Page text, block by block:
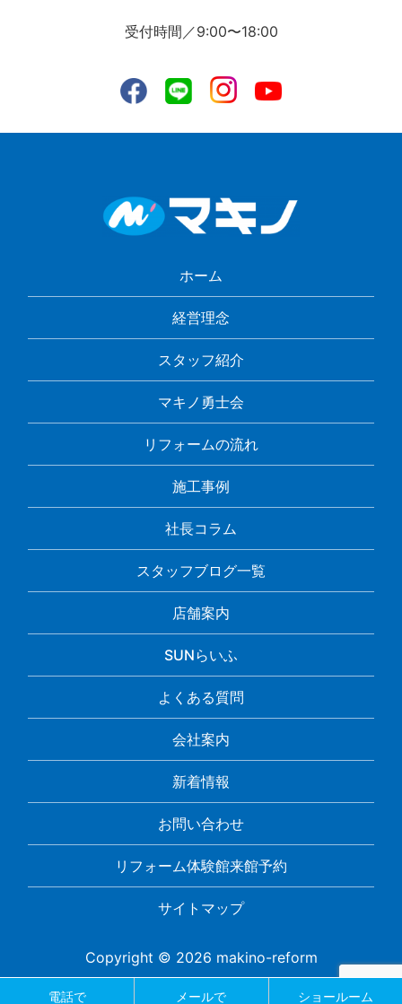
受付時間／9:00〜18:00
電話で メールで ショールーム
ホーム
経営理念
スタッフ紹介
マキノ勇士会
リフォームの流れ
施工事例
社長コラム
スタッフブログ一覧
店舗案内
SUNらいふ
よくある質問
会社案内
新着情報
お問い合わせ
リフォーム体験館来館予約
サイトマップ
Copyright © 2026 makino-reform